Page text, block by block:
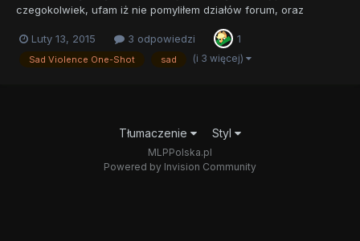
czegokolwiek, ufam iż nie pomyliłem działów forum, oraz
swoje... chyba najlepiej ocenić to jako zbiór wierszy, jednakże
chyba spełnia wystarczająco wymogów. (jeśli nie to poradźcie...
Luty 13, 2015 3 odpowiedzi 1
Sad Violence One-Shot sad (i 3 więcej)
Tłumaczenie Styl
MLPPolska.pl
Powered by Invision Community